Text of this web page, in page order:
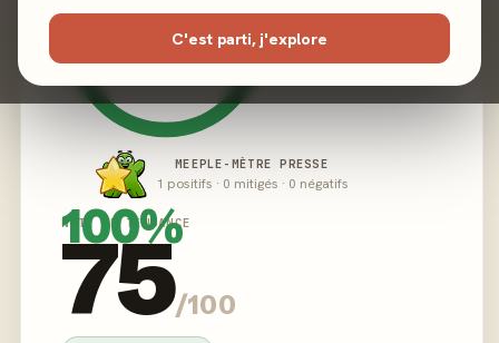
C'est parti, j'explore
100%
MEEPLE-MÈTRE PRESSE
1 positifs · 0 mitigés · 0 négatifs
NOTE DE TENDANCE
75/100